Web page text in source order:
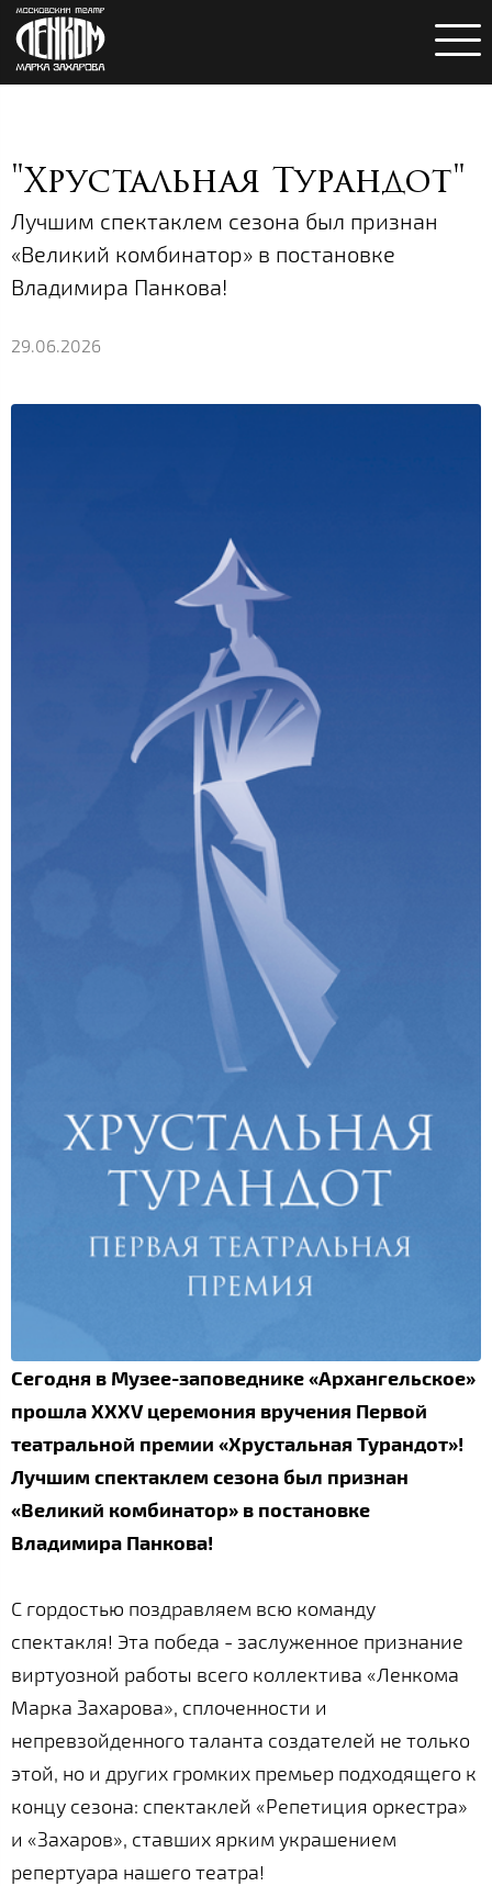
"Хрустальная Турандот"
Лучшим спектаклем сезона был признан
«Великий комбинатор» в постановке
Владимира Панкова!
29.06.2026
Сегодня в Музее-заповеднике «Архангельское»
прошла XXXV церемония вручения Первой
театральной премии «Хрустальная Турандот»!
Лучшим спектаклем сезона был признан
«Великий комбинатор» в постановке
Владимира Панкова!
С гордостью поздравляем всю команду
спектакля! Эта победа - заслуженное признание
виртуозной работы всего коллектива «Ленкома
Марка Захарова», сплоченности и
непревзойденного таланта создателей не только
этой, но и других громких премьер подходящего к
концу сезона: спектаклей «Репетиция оркестра»
и «Захаров», ставших ярким украшением
репертуара нашего театра!